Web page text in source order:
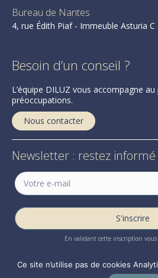
Bureau de Nantes
4, rue Édith Piaf - Immeuble Asturia
Besoin d’un conseil ?
L’équipe DILUZ vous accompagne
préoccupations.
Nous contacter
Newsletter : restez informé
En validant cette inscription vous
Ce site n’utilise pas de cookies